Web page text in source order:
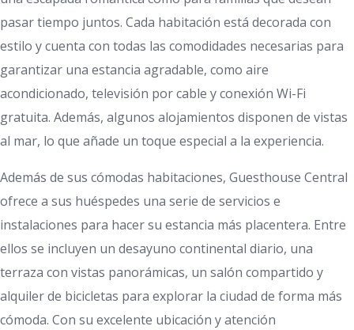
pasar tiempo juntos. Cada habitación está decorada con
estilo y cuenta con todas las comodidades necesarias para
garantizar una estancia agradable, como aire
acondicionado, televisión por cable y conexión Wi-Fi
gratuita. Además, algunos alojamientos disponen de vistas
al mar, lo que añade un toque especial a la experiencia.
Además de sus cómodas habitaciones, Guesthouse Central
ofrece a sus huéspedes una serie de servicios e
instalaciones para hacer su estancia más placentera. Entre
ellos se incluyen un desayuno continental diario, una
terraza con vistas panorámicas, un salón compartido y
alquiler de bicicletas para explorar la ciudad de forma más
cómoda. Con su excelente ubicación y atención